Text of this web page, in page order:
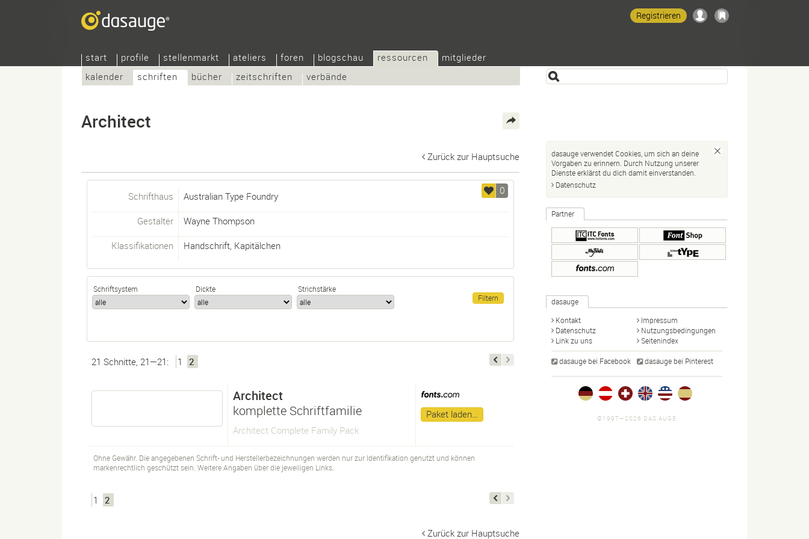
start profile stellenmarkt ateliers foren blogschau
ressourcen
kalender
schriften bücher zeitschriften verbände
mitglieder
Registrieren
Architect
Zurück zur Hauptsuche
0
Schrifthaus Australian Type Foundry
Gestalter Wayne Thompson
Klassifikationen Handschrift, Kapitälchen
Schriftsystem Dickte Strichstärke
21 Schnitte, 21—21: 1 2
Architect
komplette Schriftfamilie
Architect Complete Family Pack
Paket laden…
Ohne Gewähr. Die angegebenen Schrift- und Herstellerbezeichnungen werden nur zur Identifikation genutzt und können
markenrechtlich geschützt sein. Weitere Angaben über die jeweiligen Links.
1 2
Zurück zur Hauptsuche
dasauge verwendet Cookies, um sich an deine
Vorgaben zu erinnern. Durch Nutzung unserer
Dienste erklärst du dich damit einverstanden.
Datenschutz
Partner
dasauge
Kontakt
Impressum
Datenschutz
Nutzungsbedingungen
Link zu uns
Seitenindex
dasauge bei Facebook dasauge bei Pinterest
©1997—2026 DAS AUGE